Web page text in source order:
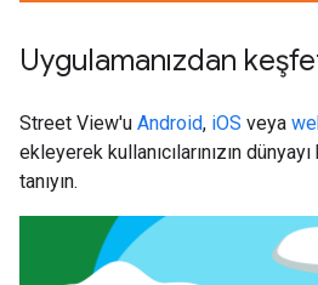
Uygulamanızdan
Street View'u Android, iOS veya
ekleyerek kullanıcılarınızın
tanıyın.